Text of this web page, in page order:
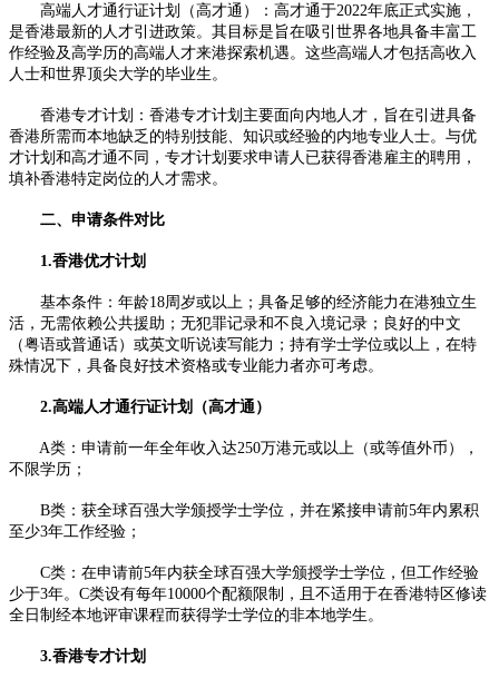
高端人才通行证计划（高才通）：高才通于2022年底正式实施，
是香港最新的人才引进政策。其目标是旨在吸引世界各地具备丰富工
作经验及高学历的高端人才来港探索机遇。这些高端人才包括高收入
人士和世界顶尖大学的毕业生。​
香港专才计划：香港专才计划主要面向内地人才，旨在引进具备
香港所需而本地缺乏的特别技能、知识或经验的内地专业人士。与优
才计划和高才通不同，专才计划要求申请人已获得香港雇主的聘用，
填补香港特定岗位的人才需求。​
二、申请条件对比​
1.香港优才计划​
基本条件：年龄18周岁或以上；具备足够的经济能力在港独立生
活，无需依赖公共援助；无犯罪记录和不良入境记录；良好的中文
（粤语或普通话）或英文听说读写能力；持有学士学位或以上，在特
殊情况下，具备良好技术资格或专业能力者亦可考虑。​
2.高端人才通行证计划（高才通）​
A类：申请前一年全年收入达250万港元或以上（或等值外币），
不限学历；​
B类：获全球百强大学颁授学士学位，并在紧接申请前5年内累积
至少3年工作经验；​
C类：在申请前5年内获全球百强大学颁授学士学位，但工作经验
少于3年。C类设有每年10000个配额限制，且不适用于在香港特区修读
全日制经本地评审课程而获得学士学位的非本地学生。​
3.香港专才计划​